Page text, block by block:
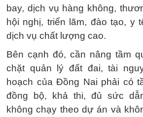
bay, dịch vụ hàng không,
hội nghị, triển lãm, đào tạo, y
dịch vụ chất lượng cao.
Bên cạnh đó, cần nâng tầm
chặt quản lý đất đai, tài
hoạch của Đồng Nai phải có
đồng bộ, khả thi, đủ sức
không chạy theo dự án và